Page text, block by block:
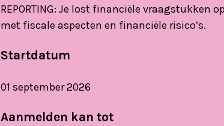
REPORTING: Je lost financiële vraagstukken
met fiscale aspecten en financiële risico’s.
Startdatum
01 september 2026
Aanmelden kan tot